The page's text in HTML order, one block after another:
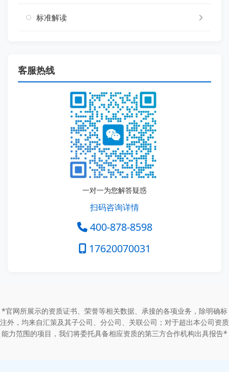
标准解读
客服热线
一对一为您解答疑惑
扫码咨询详情
400-878-8598
17620070031
*官网所展示的资质证书、荣誉等相关数据、承接的各项业务，除明确标
注外，均来自汇策及其子公司、分公司、关联公司；对于超出本公司资质
能力范围的项目，我们将委托具备相应资质的第三方合作机构出具报告*